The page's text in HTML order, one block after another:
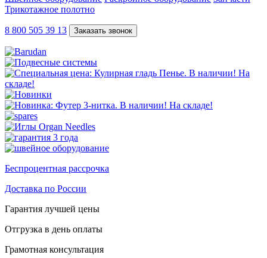
Трикотажное полотно
8 800 505 39 13 Заказать звонок
Беспроцентная рассрочка
Доставка по России
Гарантия лучшей цены
Отгрузка в день оплаты
Грамотная консультация